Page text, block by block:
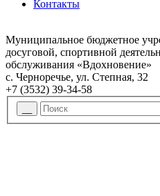
Контакты
Муниципальное бюджетное
досуговой, спортивной
обслуживания «Вдохновение»
с. Черноречье, ул. Степная, 32
+7 (3532) 39-34-58